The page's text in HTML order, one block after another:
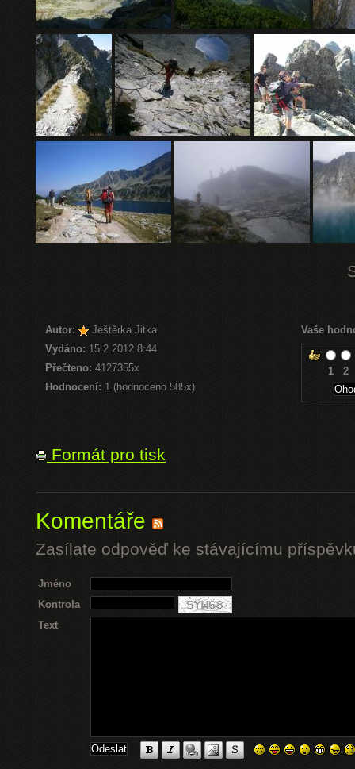
Autor:
Ještěrka.Jitka
Vydáno: 15.2.2012 8:44
Přečteno:4127355x
Hodnocení: 1 (hodnoceno 585x)
Vaše
1 2
Formát pro tisk
Komentáře
Zasílate odpověď ke stávajícímu
Jméno
Kontrola
Text